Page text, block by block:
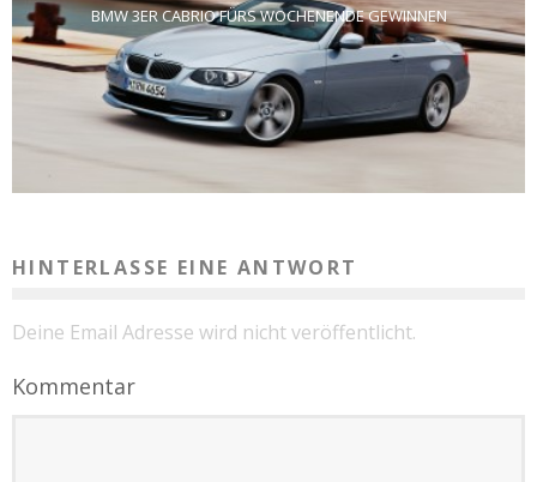
BMW 3ER CABRIO FÜRS WOCHENENDE GEWINNEN
HINTERLASSE EINE ANTWORT
Deine Email Adresse wird nicht veröffentlicht.
Kommentar